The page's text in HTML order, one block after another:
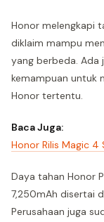
Honor melengkapi
diklaim mampu
yang berbeda. Ada
kemampuan untuk
Honor tertentu.
Baca Juga:
Honor Rilis Magic 4
Daya tahan Honor
7,250mAh disertai
Perusahaan juga